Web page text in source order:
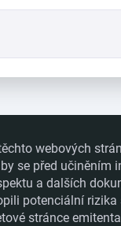
webových
se před
a dalších
potenciální
stránce